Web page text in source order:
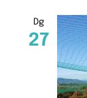
Dg
27